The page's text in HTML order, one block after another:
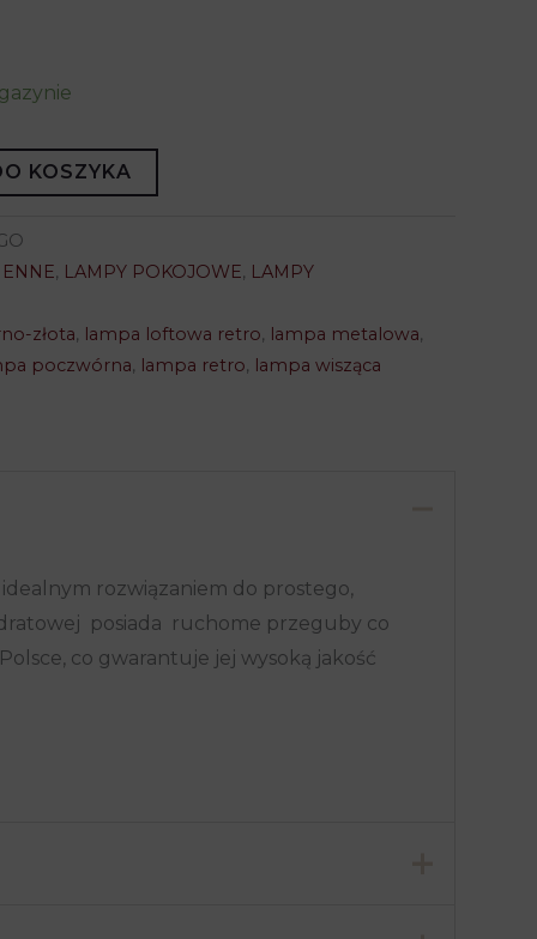
KOSZYKA
, LAMPY POKOJOWE, LAMPY
złota, lampa loftowa retro, lampa metalowa,
poczwórna, lampa retro, lampa wisząca
idealnym rozwiązaniem do prostego,
posiada ruchome przeguby co
co gwarantuje jej wysoką jakość